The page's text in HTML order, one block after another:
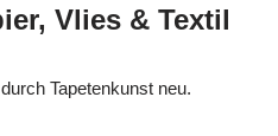
Vlies & Textil
Tapetenkunst neu.